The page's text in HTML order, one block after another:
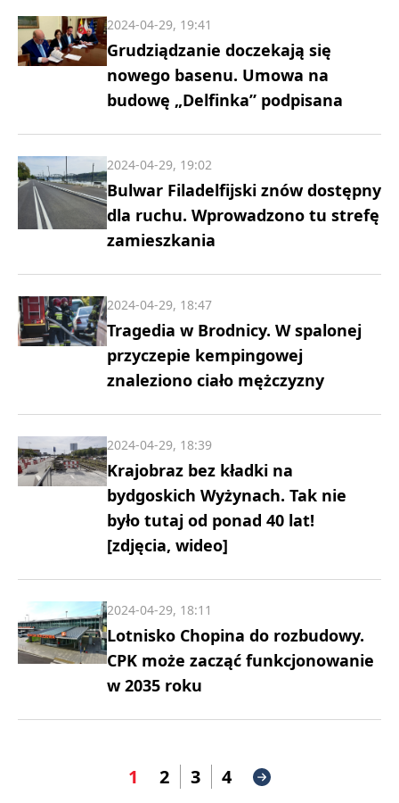
Grudziądzanie doczekają się
nowego basenu. Umowa na
budowę „Delfinka” podpisana
2024-04-29, 19:41
Bulwar Filadelfijski znów dostępny
dla ruchu. Wprowadzono tu strefę
zamieszkania
2024-04-29, 19:02
Tragedia w Brodnicy. W spalonej
przyczepie kempingowej
znaleziono ciało mężczyzny
2024-04-29, 18:47
Krajobraz bez kładki na
bydgoskich Wyżynach. Tak nie
było tutaj od ponad 40 lat!
[zdjęcia, wideo]
2024-04-29, 18:39
Lotnisko Chopina do rozbudowy.
CPK może zacząć funkcjonowanie
w 2035 roku
2024-04-29, 18:11
1 2 3 4